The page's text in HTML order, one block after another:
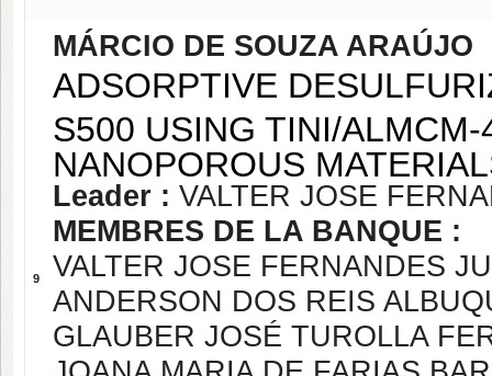
9
MÁRCIO DE SOUZA ARAÚJO
ADSORPTIVE
S500 USING TINI/
NANOPOROUS
Leader : VALTER JOSE
MEMBRES DE LA BANQUE :
VALTER JOSE FERNANDES
ANDERSON DOS REIS
GLAUBER JOSÉ TUROLLA